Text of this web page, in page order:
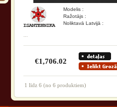
Modelis :
Ražotājs :
Noliktavā Latvijā :
€1,706.02
1 līdz 6 (no 6 produktiem)